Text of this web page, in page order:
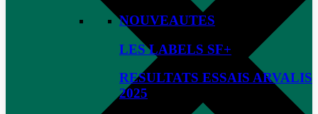
NOUVEAUTES
LES LABELS SF+
RESULTATS ESSAIS ARVALIS
2025